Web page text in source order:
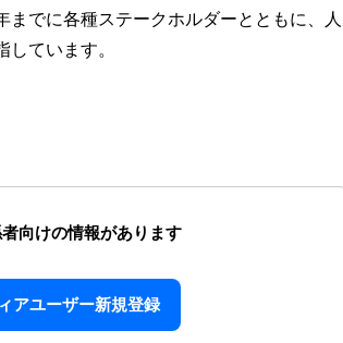
でに各種ステークホルダーとともに、人
ています。
向けの情報があります
アユーザー新規登録